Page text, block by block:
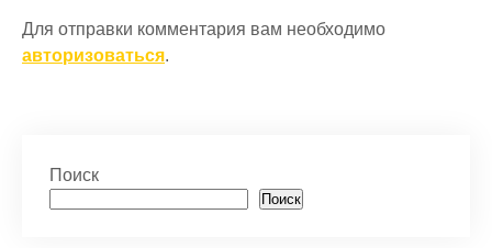
Для отправки комментария вам необходимо
авторизоваться.
Поиск
Поиск